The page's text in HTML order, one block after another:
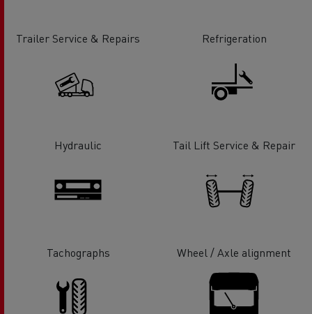
Trailer Service & Repairs Refrigeration
Hydraulic Tail Lift Service & Repair
Tachographs Wheel / Axle alignment